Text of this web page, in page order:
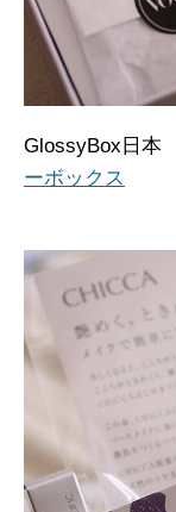
GlossyBox日
ーボックス